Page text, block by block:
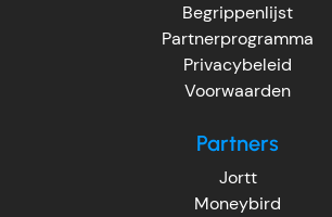
Begrippenlijst
Partnerprogramma
Privacybeleid
Voorwaarden
Partners
Jortt
Moneybird